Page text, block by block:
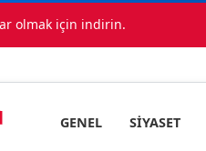
olmak için indirin.
GENEL SIYASET